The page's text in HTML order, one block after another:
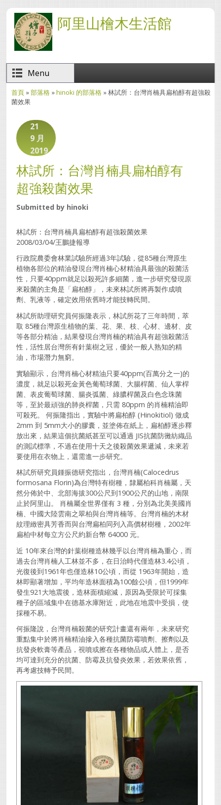
移至主內容 阿里山檜木生活館
Menu
您在這裡
首頁 »部落格 »hinoki 的部落格 » 林試所：台灣肖楠具扁柏醇有超強殺
菌效果
21
9 月
2019
林試所：台灣肖楠具扁柏醇有
超強殺菌效果
Submitted by hinoki
林試所：台灣肖楠具扁柏醇有超強殺菌效果
2008/03/04/王鵬捷報導
行政院農委會林業試驗所經過3年試驗，從85種台灣原生
植物各部位的精油發現台灣肖楠心材精油具最強的殺菌活
性，只要40ppm就足以殺死許多細菌，進一步研究發現原
來殺菌的主角是「扁柏醇」，未來林試所將再製作成噴
劑、乳液等，確定效用依舊時才能技轉民間。
林試所助理研究員何振隆表示，林試所花了三年時間，萃
取 85種台灣原生植物的葉、花、果、枝、心材、邊材、皮
等各部分精油，結果發現台灣肖楠的精油具有超強殺菌活
性，活性居台灣所有針葉樹之冠，優於一般人熟知的精
油，市場潛力無窮。
實驗顯示，台灣肖楠心材精油只要40ppm(百萬分之一)的
濃度，就足以殺死金黃色葡萄球菌、大腸桿菌、仙人掌桿
菌、表皮葡萄球菌、腸炎弧菌、綠膿桿菌及白色念珠菌
等，至於最頑強的肺炎桿菌，只需 80ppm 的肖楠精油即
可殺死。 何振隆指出，實驗中將扁柏醇 (Hinokitiol) 做成
2mm 到 5mm大小的膠囊，並塗佈在紙上，扁柏醇逐步釋
放出來，結果這個抗菌紙甚至可以通過 JIS抗菌防黴紡織品
的測試標準，不過在使用十天之後殺菌效果遞減，未來若
要使用在衣物上，還需進一步研究。
林試所研究員鍾振德研究指出，台灣肖楠(Calocedrus
formosana Florin)為台灣特有樹種，隸屬柏科肖楠屬，天
然分佈於中、北部海拔300公尺到1900公尺的山地，南限
止於阿里山。 肖楠屬全世界僅有 3 種，分別為北美美國肖
楠、中國大陸雲南之翠柏與台灣肖楠等。台灣肖楠的木材
紋理緻密具芳香而與台灣扁柏同列入高價材樹種，2002年
扁柏中材每立方公尺約新台幣 64000 元。
近 10年來台灣的針葉樹種造林幾乎以台灣肖楠為重心，而
過去台灣肖楠人工林並不多，在日治時代僅造林3.4公頃，
光復後到1961年也僅造林10公頃，而從 1963年開始，造
林即顯著增加，平均年造林面積為100餘公頃，但1999年
發生921大地震後，造林面積縮減，原因為受限於可採集
種子的區域集中在德基水庫附近，此地在地震中受損，使
採種不易。
何振隆說，台灣肖楠殺菌的研究計畫還有兩年，未來研究
重點集中於將肖楠精油摻入各種抗菌防霉噴劑、擦劑以及
抗發炎軟膏等產品，視噴或擦在各種物品或人體上，是否
均可達到充分的抗菌、防霉及抗發炎效果，若效果依舊，
再考慮技轉予民間。